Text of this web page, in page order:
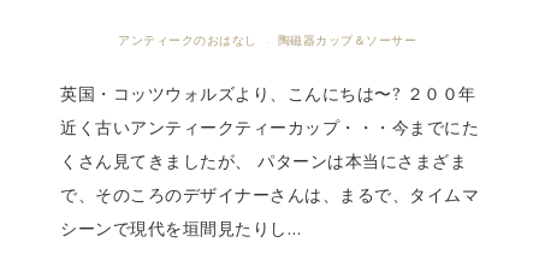
アンティークのおはなし · 陶磁器カップ＆ソーサー
英国・コッツウォルズより、こんにちは〜? ２００年
近く古いアンティークティーカップ・・・今までにた
くさん見てきましたが、 パターンは本当にさまざま
で、そのころのデザイナーさんは、まるで、タイムマ
シーンで現代を垣間見たりし…